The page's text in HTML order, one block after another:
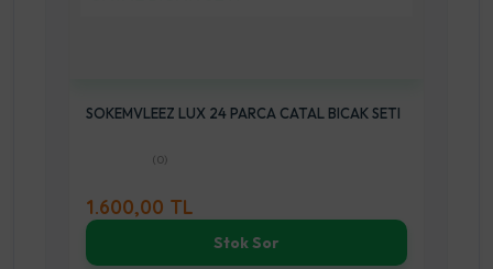
SOKEMVLEEZ LUX 24 PARCA CATAL BICAK SETI
(0)
1.600,00 TL
Stok Sor